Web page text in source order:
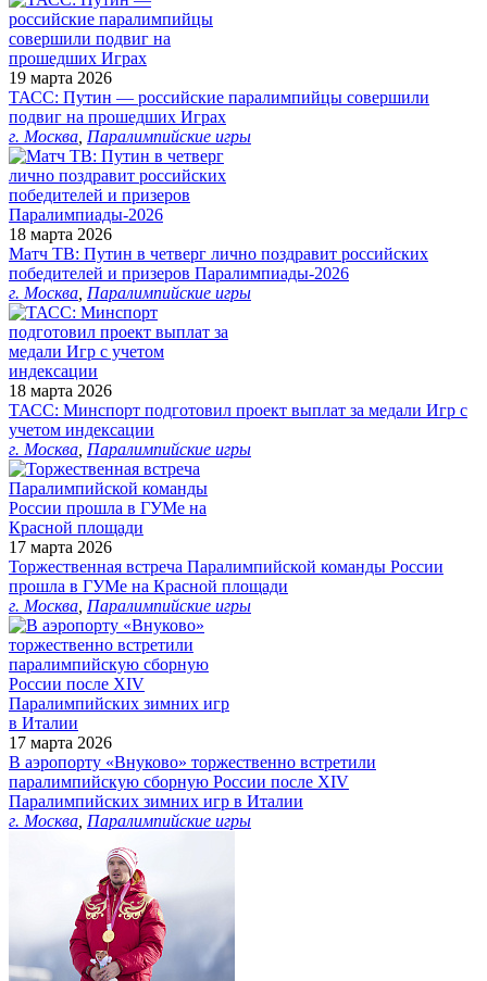
19 марта 2026
ТАСС: Путин — российские паралимпийцы совершили
подвиг на прошедших Играх
г. Москва Паралимпийские игры
18 марта 2026
Матч ТВ: Путин в четверг лично поздравит российских
победителей и призеров Паралимпиады‑2026
г. Москва Паралимпийские игры
18 марта 2026
ТАСС: Минспорт подготовил проект выплат за медали Игр с
учетом индексации
г. Москва Паралимпийские игры
17 марта 2026
Торжественная встреча Паралимпийской команды России
прошла в ГУМе на Красной площади
г. Москва Паралимпийские игры
17 марта 2026
В аэропорту «Внуково» торжественно встретили
паралимпийскую сборную России после XIV
Паралимпийских зимних игр в Италии
г. Москва Паралимпийские игры